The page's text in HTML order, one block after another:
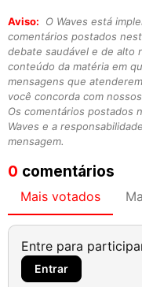
Aviso:
O Waves está
comentários postados
debate saudável e de alto
conteúdo da matéria em
mensagens que
você concorda com
Os comentários postados
Waves e a
mensagem.
0 comentários
Mais votados
Entre para
Entrar